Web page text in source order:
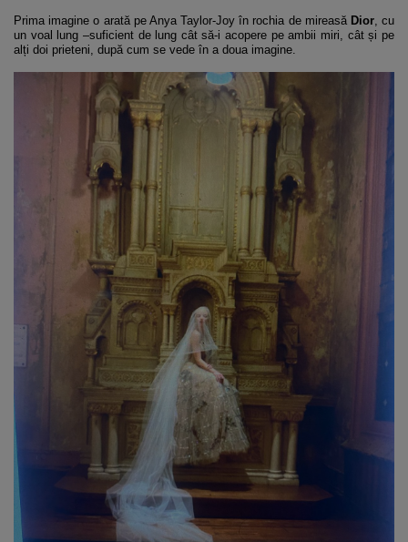
Prima imagine o arată pe Anya Taylor-Joy în rochia de mireasă Dior, cu
un voal lung –suficient de lung cât să-i acopere pe ambii miri, cât și pe
alți doi prieteni, după cum se vede în a doua imagine.